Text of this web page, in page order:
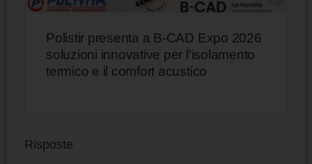
Polistir presenta a B-CAD Expo 2026
soluzioni innovative per l’isolamento
termico e il comfort acustico
Risposte